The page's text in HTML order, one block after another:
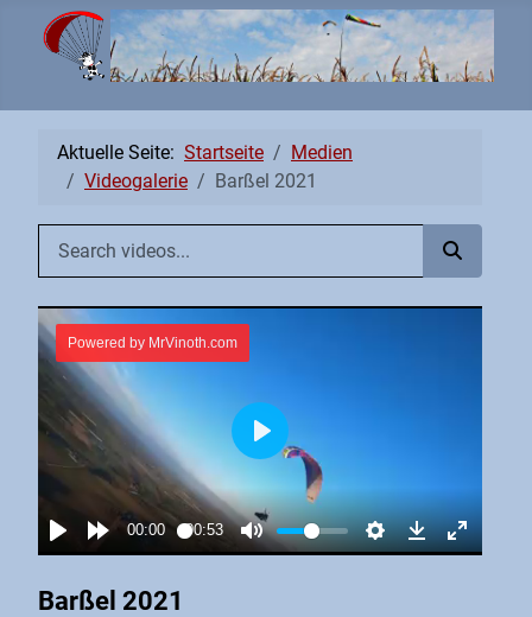
Aktuelle Seite: Startseite
Medien
Videogalerie
Barßel 2021
Barßel 2021